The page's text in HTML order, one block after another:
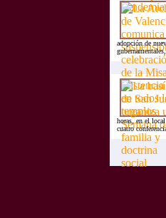
adopción de
horas, en el
cuatro